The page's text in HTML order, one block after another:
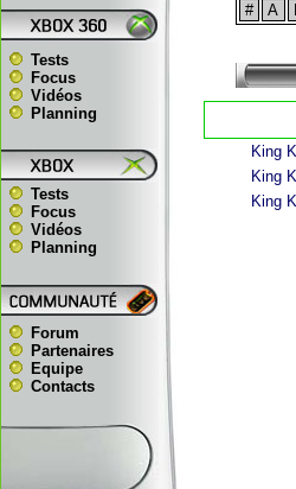
Tests
Focus
Vidéos
Planning
Tests
Focus
Vidéos
Planning
Forum
Partenaires
Equipe
Contacts
# A
King
King
King